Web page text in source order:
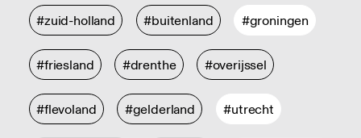
#zuid-holland #buitenland #groningen
#friesland #drenthe #overijssel
#flevoland #gelderland #utrecht